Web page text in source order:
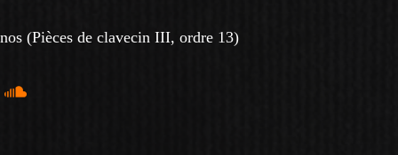
(Pièces de clavecin III, ordre 13)